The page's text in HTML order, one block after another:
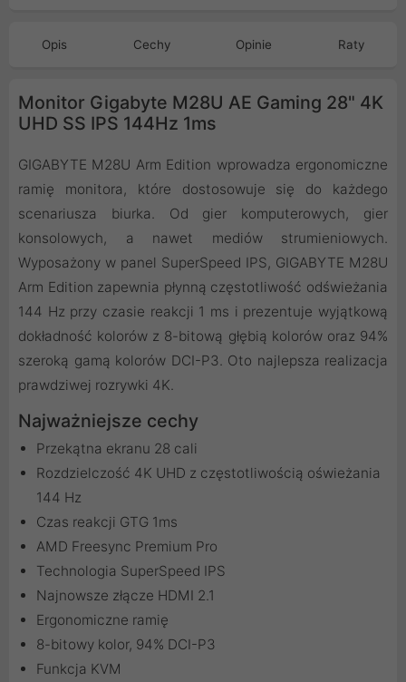
Opis Cechy Opinie Raty
Monitor Gigabyte M28U AE Gaming 28" 4K
UHD SS IPS 144Hz 1ms
GIGABYTE M28U Arm Edition wprowadza ergonomiczne
ramię monitora, które dostosowuje się do każdego
scenariusza biurka. Od gier komputerowych, gier
konsolowych, a nawet mediów strumieniowych.
Wyposażony w panel SuperSpeed IPS, GIGABYTE M28U
Arm Edition zapewnia płynną częstotliwość odświeżania
144 Hz przy czasie reakcji 1 ms i prezentuje wyjątkową
dokładność kolorów z 8-bitową głębią kolorów oraz 94%
szeroką gamą kolorów DCI-P3. Oto najlepsza realizacja
prawdziwej rozrywki 4K.
Najważniejsze cechy
Przekątna ekranu 28 cali
Rozdzielczość 4K UHD z częstotliwością oświeżania
144 Hz
Czas reakcji GTG 1ms
AMD Freesync Premium Pro
Technologia SuperSpeed ​​IPS
Najnowsze złącze HDMI 2.1
Ergonomiczne ramię
8-bitowy kolor, 94% DCI-P3
Funkcja KVM